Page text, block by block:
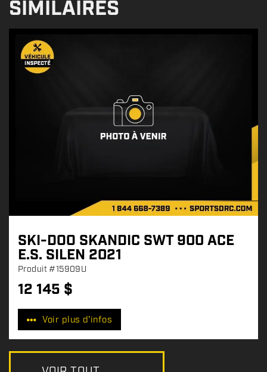
SIMILAIRES
SKI-DOO SKANDIC SWT 900 ACE
E.S. SILEN 2021
Produit#15909U
P
r
x
12 145 $
Voir plus d'infos